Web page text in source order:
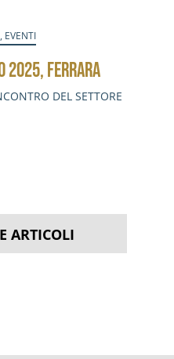
, EVENTI
2025, FERRARA
DEL SETTORE
ARTICOLI